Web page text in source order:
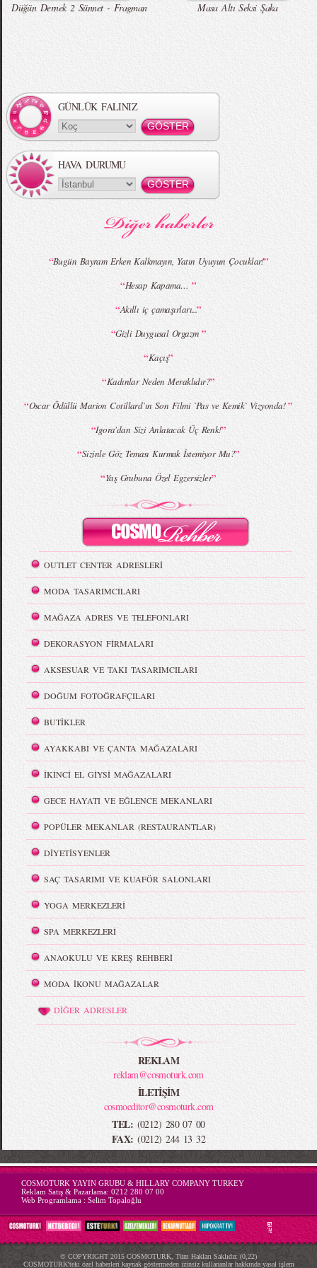
MBFWI - Gülçin Çengel 2015 Yaz
MBFWI - Zeynep Erdoğan 2015 Yaz
MBFWI - Giray Sepin 2015 Yaz Koleksiyonu MBFWI - Burçe Bekrek 2015 Yaz Koleksiyonu
Düğün Dernek 2 Sünnet - Fragman Masa Altı Seksi Şaka
GÜNLÜK FALINIZ
HAVA DURUMU
“Bugün Bayram Erken Kalkmayın, Yatın Uyuyun Çocuklar!”
“Hesap Kapama…”
“Akıllı iç çamaşırları...”
“Gizli Duygusal Orgazm ”
“Kaçış”
“Kadınlar Neden Meraklıdır?”
“Oscar Ödüllü Marion Cotillard`ın Son Filmi `Pas ve Kemik` Vizyonda!”
“Igora'dan Sizi Anlatacak Üç Renk!”
“Sizinle Göz Teması Kurmak İstemiyor Mu?”
“Yaş Grubuna Özel Egzersizler”
OUTLET CENTER ADRESLERİ
MODA TASARIMCILARI
MAĞAZA ADRES VE TELEFONLARI
DEKORASYON FİRMALARI
AKSESUAR VE TAKI TASARIMCILARI
DOĞUM FOTOĞRAFÇILARI
BUTİKLER
AYAKKABI VE ÇANTA MAĞAZALARI
İKİNCİ EL GİYSİ MAĞAZALARI
GECE HAYATI VE EĞLENCE MEKANLARI
POPÜLER MEKANLAR (RESTAURANTLAR)
DİYETİSYENLER
SAÇ TASARIMI VE KUAFÖR SALONLARI
YOGA MERKEZLERİ
SPA MERKEZLERİ
ANAOKULU VE KREŞ REHBERİ
MODA İKONU MAĞAZALAR
DİĞER ADRESLER
REKLAM
reklam@cosmoturk.com
İLETİŞİM
cosmoeditor@cosmoturk.com
TEL: (0212) 280 07 00
FAX: (0212) 244 13 32
-->
COSMOTURK YAYIN GRUBU & HILLARY COMPANY TURKEY
Reklam Satış & Pazarlama: 0212 280 07 00
Web Programlama : Selim Topaloğlu
© COPYRIGHT 2015 COSMOTURK, Tüm Hakları Saklıdır. (0,22)
COSMOTURK'teki özel haberleri kaynak göstermeden izinsiz kullananlar hakkında yasal işlem